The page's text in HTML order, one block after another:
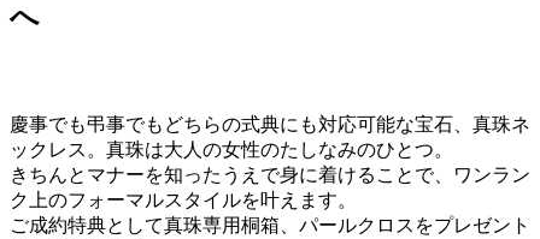
へ
慶事でも弔事でもどちらの式典にも対応可能な宝石、真珠ネ
ックレス。真珠は大人の女性のたしなみのひとつ。
きちんとマナーを知ったうえで身に着けることで、ワンラン
ク上のフォーマルスタイルを叶えます。
ご成約特典として真珠専用桐箱、パールクロスをプレゼント